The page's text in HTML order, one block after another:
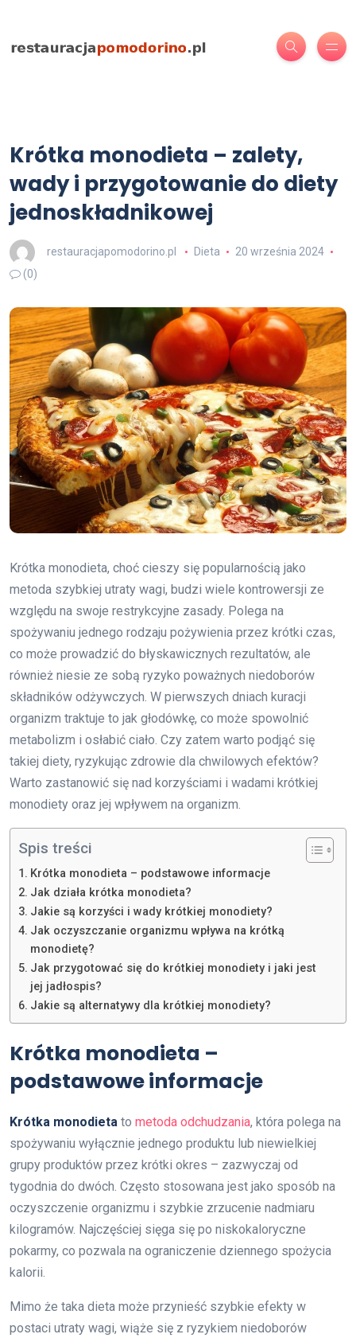
Krótka monodieta – zalety,
wady i przygotowanie do diety
jednoskładnikowej
restauracjapomodorino.pl Dieta
20 września 2024
(0)
Krótka monodieta, choć cieszy się popularnością jako
metoda szybkiej utraty wagi, budzi wiele kontrowersji ze
względu na swoje restrykcyjne zasady. Polega na
spożywaniu jednego rodzaju pożywienia przez krótki czas,
co może prowadzić do błyskawicznych rezultatów, ale
również niesie ze sobą ryzyko poważnych niedoborów
składników odżywczych. W pierwszych dniach kuracji
organizm traktuje to jak głodówkę, co może spowolnić
metabolizm i osłabić ciało. Czy zatem warto podjąć się
takiej diety, ryzykując zdrowie dla chwilowych efektów?
Warto zastanowić się nad korzyściami i wadami krótkiej
monodiety oraz jej wpływem na organizm.
Spis treści
Krótka monodieta – podstawowe informacje
Jak działa krótka monodieta?
Jakie są korzyści i wady krótkiej monodiety?
Jak oczyszczanie organizmu wpływa na krótką
monodietę?
Jak przygotować się do krótkiej monodiety i jaki jest
jej jadłospis?
Jakie są alternatywy dla krótkiej monodiety?
Krótka monodieta –
podstawowe informacje
Krótka monodieta to metoda odchudzania, która polega na
spożywaniu wyłącznie jednego produktu lub niewielkiej
grupy produktów przez krótki okres – zazwyczaj od
tygodnia do dwóch. Często stosowana jest jako sposób na
oczyszczenie organizmu i szybkie zrzucenie nadmiaru
kilogramów. Najczęściej sięga się po niskokaloryczne
pokarmy, co pozwala na ograniczenie dziennego spożycia
kalorii.
Mimo że taka dieta może przynieść szybkie efekty w
postaci utraty wagi, wiąże się z ryzykiem niedoborów